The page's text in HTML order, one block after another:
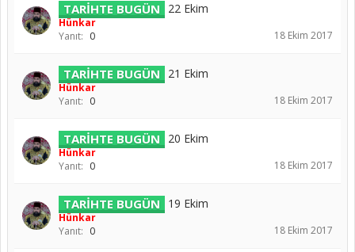
TARİHTE BUGÜN 22 Ekim
Hünkar
Yanıt: 0 18 Ekim 2017
TARİHTE BUGÜN 21 Ekim
Hünkar
Yanıt: 0 18 Ekim 2017
TARİHTE BUGÜN 20 Ekim
Hünkar
Yanıt: 0 18 Ekim 2017
TARİHTE BUGÜN 19 Ekim
Hünkar
Yanıt: 0 18 Ekim 2017